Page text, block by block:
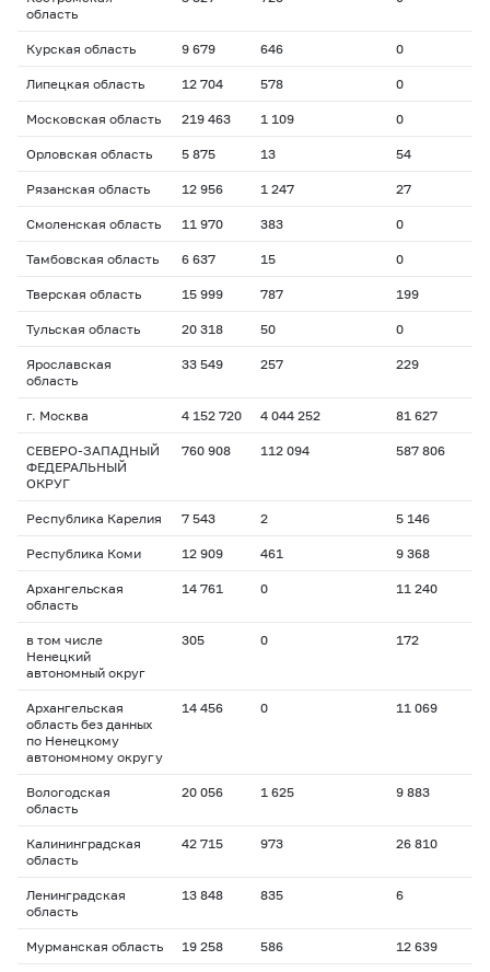
область
Курская область 9 679 646 0
Липецкая область 12 704 578 0
Московская область 219 463 1 109 0
Орловская область 5 875 13 54
Рязанская область 12 956 1 247 27
Смоленская область 11 970 383 0
Тамбовская область 6 637 15 0
Тверская область 15 999 787 199
Тульская область 20 318 50 0
Ярославская
область
33 549 257 229
г. Москва 4 152 720 4 044 252 81 627
СЕВЕРО-ЗАПАДНЫЙ
ФЕДЕРАЛЬНЫЙ
ОКРУГ
760 908 112 094 587 806
Республика Карелия 7 543 2 5 146
Республика Коми 12 909 461 9 368
Архангельская
область
14 761 0 11 240
в том числе
Ненецкий
автономный округ
305 0 172
Архангельская
область без данных
по Ненецкому
автономному округу
14 456 0 11 069
Вологодская
область
20 056 1 625 9 883
Калининградская
область
42 715 973 26 810
Ленинградская
область
13 848 835 6
Мурманская область 19 258 586 12 639